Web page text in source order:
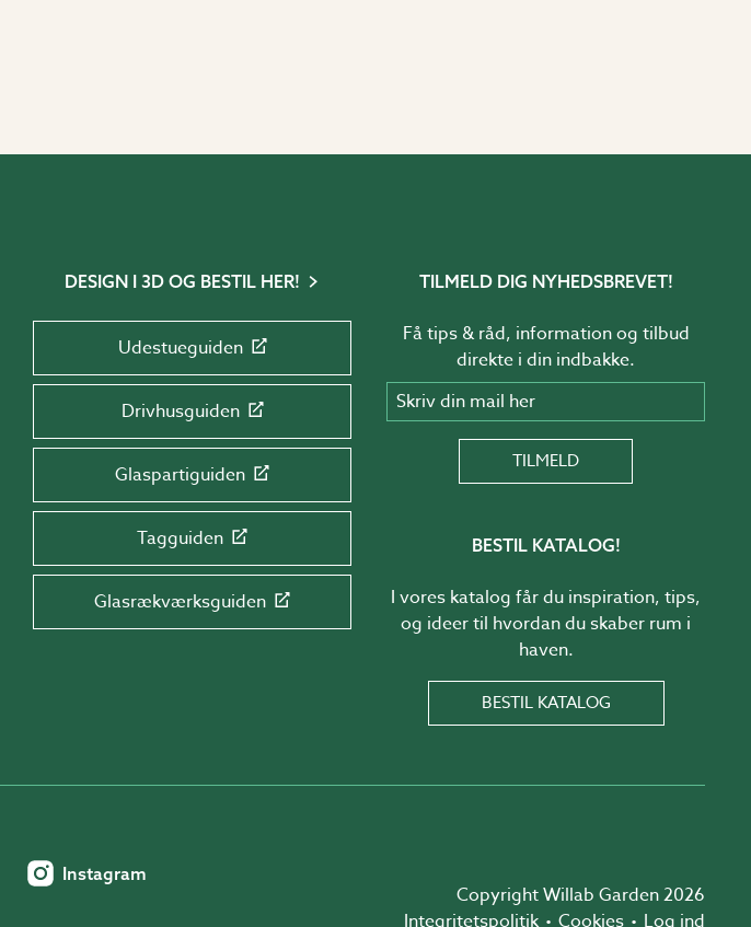
DESIGN I 3D OG BESTIL HER!
Udestueguiden
Drivhusguiden
Glaspartiguiden
Tagguiden
Glasrækværksguiden
TILMELD DIG NYHEDSBREVET!
Få tips & råd, information og tilbud
direkte i din indbakke.
Skriv din mail her
TILMELD
BESTIL KATALOG!
I vores katalog får du inspiration, tips,
og ideer til hvordan du skaber rum i
haven.
BESTIL KATALOG
Instagram
Copyright Willab Garden 2026
Integritetspolitik
Cookies Log ind